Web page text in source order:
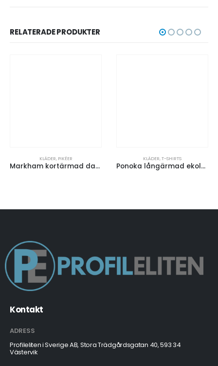
RELATERADE PRODUKTER
KLÄDER,PIKÉER
Markham kortärmad dampikétröja stretch
KLÄDER,T-SHIRTS
Ponoka långärmad ekologisk t-shirt herr
Kontakt
ADRESS
Profileliten i Sverige AB, Stora Trädgårdsgatan 40, 593 34
Västervik